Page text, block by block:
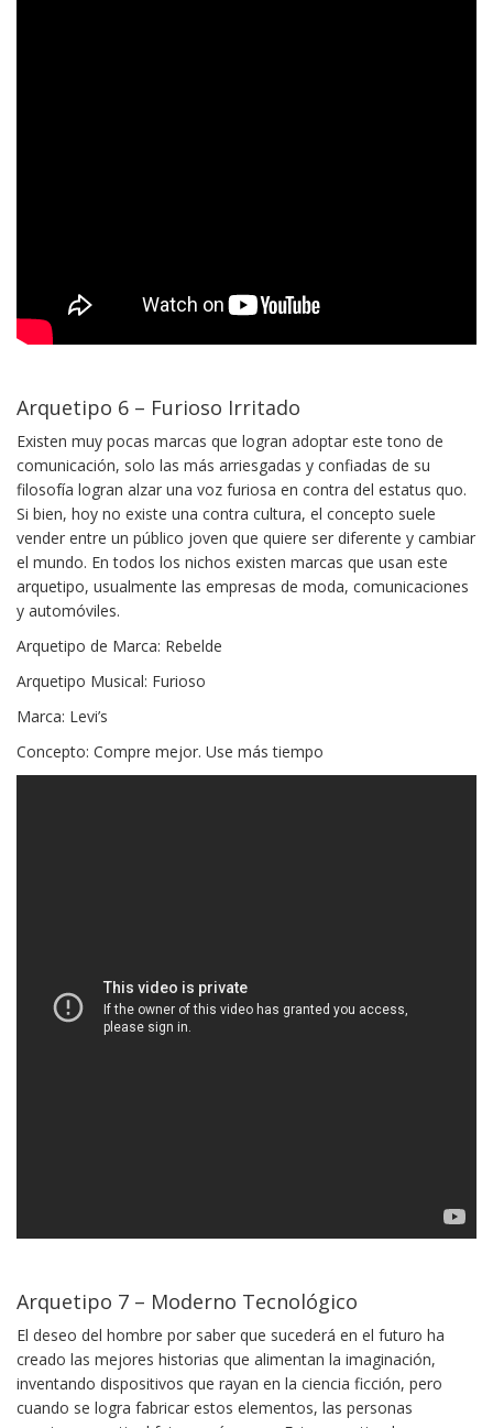
Arquetipo 6 – Furioso Irritado
Existen muy pocas marcas que logran adoptar este tono de
comunicación, solo las más arriesgadas y confiadas de su
filosofía logran alzar una voz furiosa en contra del estatus quo.
Si bien, hoy no existe una contra cultura, el concepto suele
vender entre un público joven que quiere ser diferente y cambiar
el mundo. En todos los nichos existen marcas que usan este
arquetipo, usualmente las empresas de moda, comunicaciones
y automóviles.
Arquetipo de Marca: Rebelde
Arquetipo Musical: Furioso
Marca: Levi’s
Concepto: Compre mejor. Use más tiempo
Arquetipo 7 – Moderno Tecnológico
El deseo del hombre por saber que sucederá en el futuro ha
creado las mejores historias que alimentan la imaginación,
inventando dispositivos que rayan en la ciencia ficción, pero
cuando se logra fabricar estos elementos, las personas